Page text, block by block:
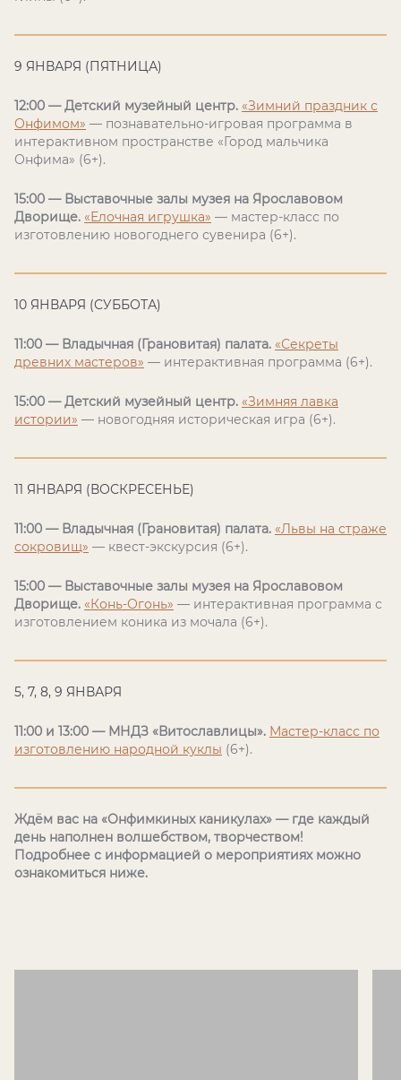
9 ЯНВАРЯ (ПЯТНИЦА)
12:00 — Детский музейный центр. «Зимний праздник с
Онфимом» — познавательно-игровая программа в
интерактивном пространстве «Город мальчика
Онфима» (6+).
15:00 — Выставочные залы музея на Ярославовом
Дворище. «Елочная игрушка» — мастер-класс по
изготовлению новогоднего сувенира (6+).
10 ЯНВАРЯ (СУББОТА)
11:00 — Владычная (Грановитая) палата. «Секреты
древних мастеров» — интерактивная программа (6+).
15:00 — Детский музейный центр. «Зимняя лавка
истории» — новогодняя историческая игра (6+).
11 ЯНВАРЯ (ВОСКРЕСЕНЬЕ)
11:00 — Владычная (Грановитая) палата. «Львы на страже
сокровищ» — квест-экскурсия (6+).
15:00 — Выставочные залы музея на Ярославовом
Дворище. «Конь-Огонь» — интерактивная программа с
изготовлением коника из мочала (6+).
5, 7, 8, 9 ЯНВАРЯ
11:00 и 13:00 — МНДЗ «Витославлицы». Мастер-класс по
изготовлению народной куклы (6+).
Ждём вас на «Онфимкиных каникулах» — где каждый
день наполнен волшебством, творчеством!
Подробнее с информацией о мероприятиях можно
ознакомиться ниже.